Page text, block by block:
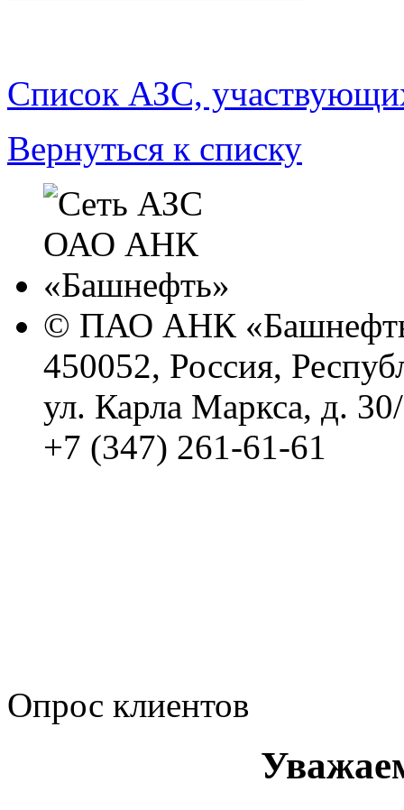
Список АЗС,
Вернуться к списку
© ПАО АНК
450052, Россия,
ул. Карла Маркса, д.
+7 (347) 261-61-61
Опрос клиентов